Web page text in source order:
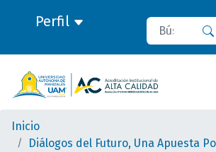
Perfil Buscar
Inicio
Diálogos del Futuro, Una Apuesta